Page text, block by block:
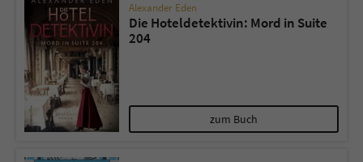
Alexander Eden
Die Hoteldetektivin: Mord in Suite
204
zum Buch